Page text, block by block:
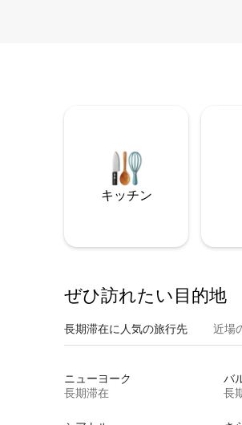
キッチン
ぜひ訪⁠れ⁠た⁠い目⁠的⁠地
長期滞在に人気の旅行先 近場
ニューヨーク
長期滞在
バ
長